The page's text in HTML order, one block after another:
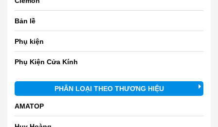
Bản lề
Phụ kiện
Phụ Kiện Cửa Kính
PHÂN LOẠI THEO THƯƠNG HIỆU
AMATOP